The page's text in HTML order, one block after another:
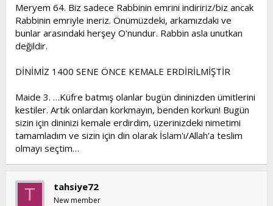
Meryem 64. Biz sadece Rabbinin emrini indiririz/biz ancak
Rabbinin emriyle ineriz. Önümüzdeki, arkamızdaki ve
bunlar arasındaki herşey O'nundur. Rabbin asla unutkan
değildir.
DİNİMİZ 1400 SENE ÖNCE KEMALE ERDİRİLMİŞTİR
Maide 3. …Küfre batmış olanlar bugün dininizden ümitlerini
kestiler. Artık onlardan korkmayın, benden korkun! Bugün
sizin için dininizi kemale erdirdim, üzerinizdeki nimetimi
tamamladım ve sizin için din olarak İslam'ı/Allah'a teslim
olmayı seçtim…
T tahsiye72
New member